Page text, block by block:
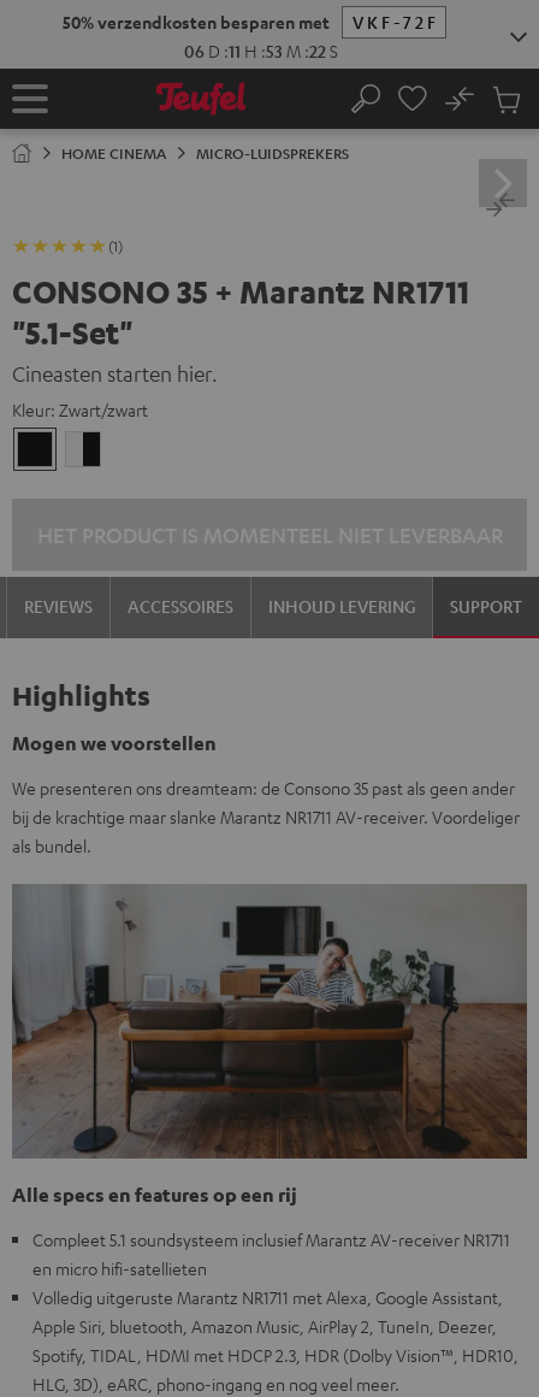
50% verzendkosten besparen met
VKF-72F
06 D :11 H :53 M :20 S
Home Zoeken
No
HOME CINEMA MICRO-LUIDSPREKERS
(1)
CONSONO 35 + Marantz NR1711
"5.1-Set"
Cineasten starten hier.
Kleur: Zwart/zwart
REVIEWS ACCESSOIRES INHOUD LEVERING SUPPORT
Highlights
Mogen we voorstellen
We presenteren ons dreamteam: de Consono 35 past als geen ander
bij de krachtige maar slanke Marantz NR1711 AV-receiver. Voordeliger
als bundel.
Alle specs en features op een rij
Compleet 5.1 soundsysteem inclusief Marantz AV-receiver NR1711
en micro hifi-satellieten
Volledig uitgeruste Marantz NR1711 met Alexa, Google Assistant,
Apple Siri, bluetooth, Amazon Music, AirPlay 2, TuneIn, Deezer,
Spotify, TIDAL, HDMI met HDCP 2.3, HDR (Dolby Vision™, HDR10,
HLG, 3D), eARC, phono-ingang en nog veel meer.